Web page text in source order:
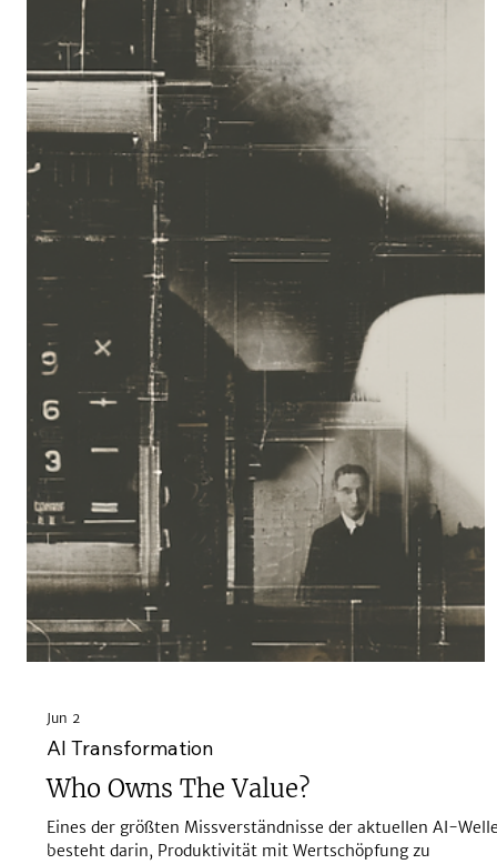
AI Transformation
Who Owns The Value?